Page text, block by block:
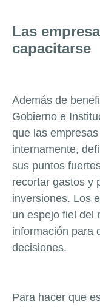
Las
capacitarse
Además de
Gobierno e
que las
internamente,
sus puntos
recortar gastos y
inversiones. Los
un espejo fiel del
información para
decisiones.
Para hacer que